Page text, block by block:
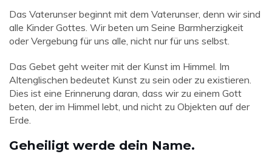
Das Vaterunser beginnt mit dem Vaterunser, denn wir sind
alle Kinder Gottes. Wir beten um Seine Barmherzigkeit
oder Vergebung für uns alle, nicht nur für uns selbst.
Das Gebet geht weiter mit der Kunst im Himmel. Im
Altenglischen bedeutet Kunst zu sein oder zu existieren.
Dies ist eine Erinnerung daran, dass wir zu einem Gott
beten, der im Himmel lebt, und nicht zu Objekten auf der
Erde.
Geheiligt werde dein Name.